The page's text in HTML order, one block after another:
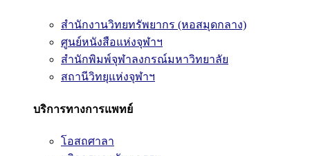
สำนักงานวิทยทรัพยากร (หอสมุดกลาง)
ศูนย์หนังสือแห่งจุฬาฯ
สำนักพิมพ์จุฬาลงกรณ์มหาวิทยาลัย
สถานีวิทยุแห่งจุฬาฯ
บริการทางการแพทย์
โอสถศาลา